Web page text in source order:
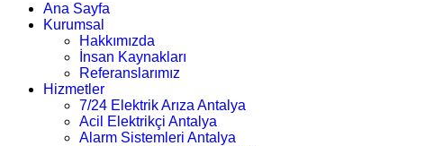
Ana Sayfa
Kurumsal
Hakkımızda
İnsan Kaynakları
Referanslarımız
Hizmetler
7/24 Elektrik Arıza Antalya
Acil Elektrikçi Antalya
Alarm Sistemleri Antalya